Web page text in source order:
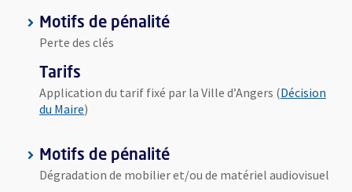
Motifs de pénalité
Perte des clés
Tarifs
Application du tarif fixé par la Ville d’Angers (Décision
du Maire, Ouvre une nouvelle fenêtre
)
Motifs de pénalité
Dégradation de mobilier et/ou de matériel audiovisuel